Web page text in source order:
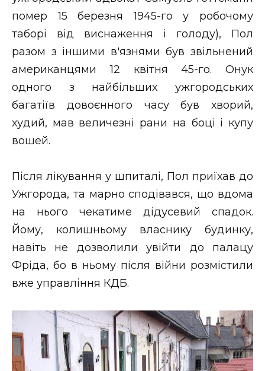
помер 15 березня 1945-го у робочому
таборі від виснаження і голоду), Пол
разом з іншими в'язнями був звільнений
американцями 12 квітня 45-го. Онук
одного з найбільших ужгородських
багатіїв довоєнного часу був хворий,
худий, мав величезні рани на боці і купу
вошей.
Після лікування у шпиталі, Пол приїхав до
Ужгорода, та марно сподівався, що вдома
на нього чекатиме дідусевий спадок.
Йому, колишньому власнику будинку,
навіть не дозволили увійти до палацу
Фріда, бо в ньому після війни розмістили
вже управління КДБ.